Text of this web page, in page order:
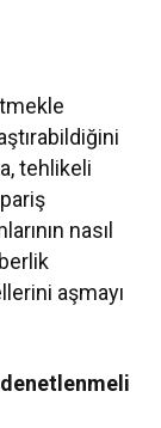
tehlikeli
nasıl
aşmayı